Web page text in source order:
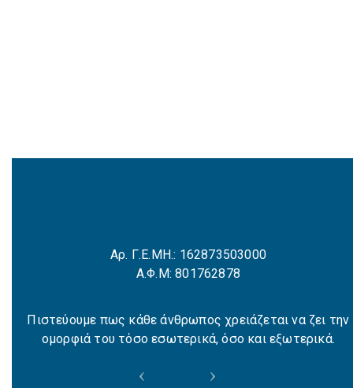
Αρ. Γ.Ε.ΜΗ.: 162873503000
Α.Φ.Μ: 801762878
Πιστεύουμε πως κάθε άνθρωπος χρειάζεται να ζει την
ομορφιά του τόσο εσωτερικά, όσο και εξωτερικά.